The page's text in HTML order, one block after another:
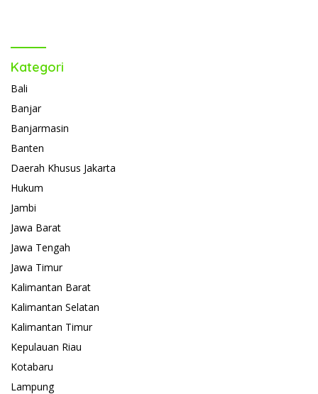
Kategori
Bali
Banjar
Banjarmasin
Banten
Daerah Khusus Jakarta
Hukum
Jambi
Jawa Barat
Jawa Tengah
Jawa Timur
Kalimantan Barat
Kalimantan Selatan
Kalimantan Timur
Kepulauan Riau
Kotabaru
Lampung